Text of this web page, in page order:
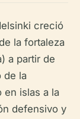
creció
la fortaleza
a partir de
de la
en islas a la
defensivo y